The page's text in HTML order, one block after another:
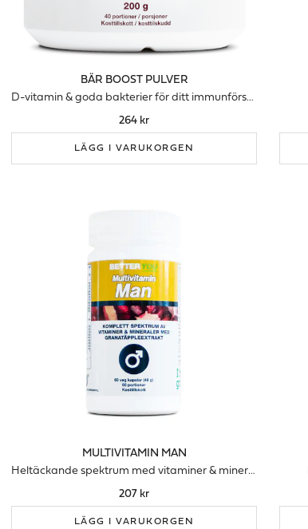
BÄR BOOST PULVER
D-vitamin & goda bakterier för ditt immunförsvar
264 kr
LÄGG I VARUKORGEN
MULTIVITAMIN MAN
Heltäckande spektrum med vitaminer & mineraler för män
207 kr
LÄGG I VARUKORGEN